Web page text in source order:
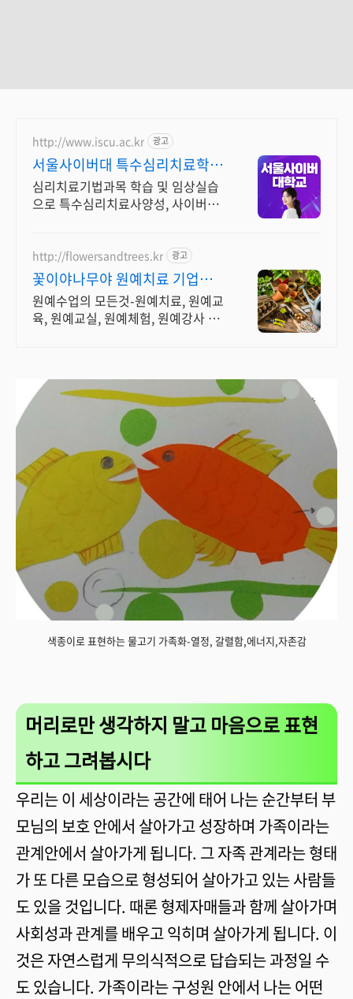
http://www.iscu.ac.kr 광고
서울사이버대 특수심리치료학과
2026 가을학기 신편입생
심리치료기법과목 학습 및 임상실습
으로 특수심리치료사양성, 사이버대
http://flowersandtrees.kr 광고
꽃이야나무야 원예치료 기업연수
및 단체수업 환영
원예수업의 모든것-원예치료, 원예교
육, 원예교실, 원예체험, 원예강사 양
색종이로 표현하는 물고기 가족화-열정, 갈렬함,에너지,자존감
머리로만 생각하지 말고 마음으로 표현
하고 그려봅시다
우리는 이 세상이라는 공간에 태어 나는 순간부터 부
모님의 보호 안에서 살아가고 성장하며 가족이라는
관계안에서 살아가게 됩니다. 그 자족 관계라는 형태
가 또 다른 모습으로 형성되어 살아가고 있는 사람들
도 있을 것입니다. 때론 형제자매들과 함께 살아가며
사회성과 관계를 배우고 익히며 살아가게 됩니다. 이
것은 자연스럽게 무의식적으로 답습되는 과정일 수
도 있습니다. 가족이라는 구성원 안에서 나는 어떤